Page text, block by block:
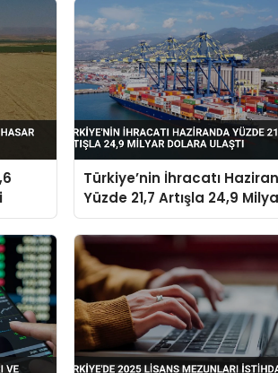
Türkiye’nin İhracatı
Yüzde 21,7 Artışla 24,9
Dolara Ulaştı